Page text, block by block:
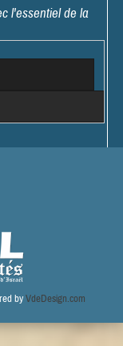
l'essentiel de la
byVdeDesign.com